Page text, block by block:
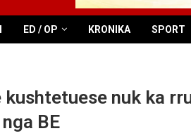
ED / OP KRONIKA SPORT
kushtetuese nuk ka
BE